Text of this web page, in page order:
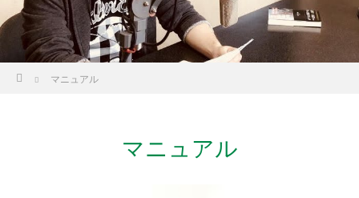
マニュアル
マニュアル